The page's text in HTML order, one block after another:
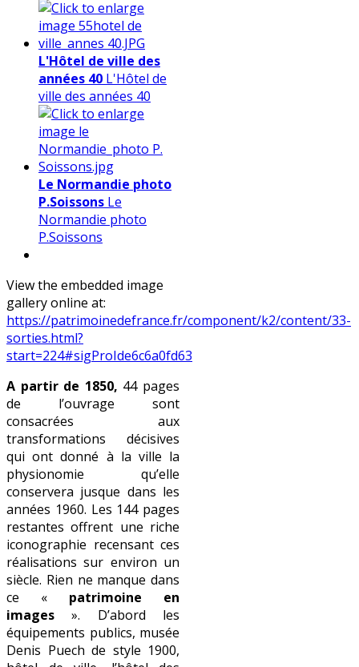
L'Hôtel de ville des
années 40 L'Hôtel de
ville des années 40
Le Normandie photo
P.Soissons Le
Normandie photo
P.Soissons
View the embedded image
gallery online at:
https://patrimoinedefrance.fr/component/k2/content/33-
sorties.html?
start=224#sigProIde6c6a0fd63
A partir de 1850, 44 pages
de l’ouvrage sont
consacrées aux
transformations décisives
qui ont donné à la ville la
physionomie qu’elle
conservera jusque dans les
années 1960. Les 144 pages
restantes offrent une riche
iconographie recensant ces
réalisations sur environ un
siècle. Rien ne manque dans
ce « patrimoine en
images». D’abord les
équipements publics, musée
Denis Puech de style 1900,